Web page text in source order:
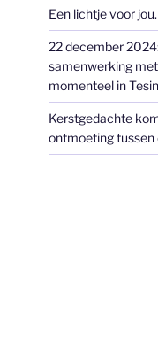
Een lichtje voor
22 december
samenwerking
momenteel in
Kerstgedachte
ontmoeting tussen